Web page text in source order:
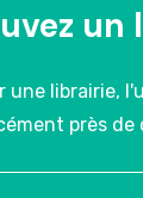
un
une librairie,
près de